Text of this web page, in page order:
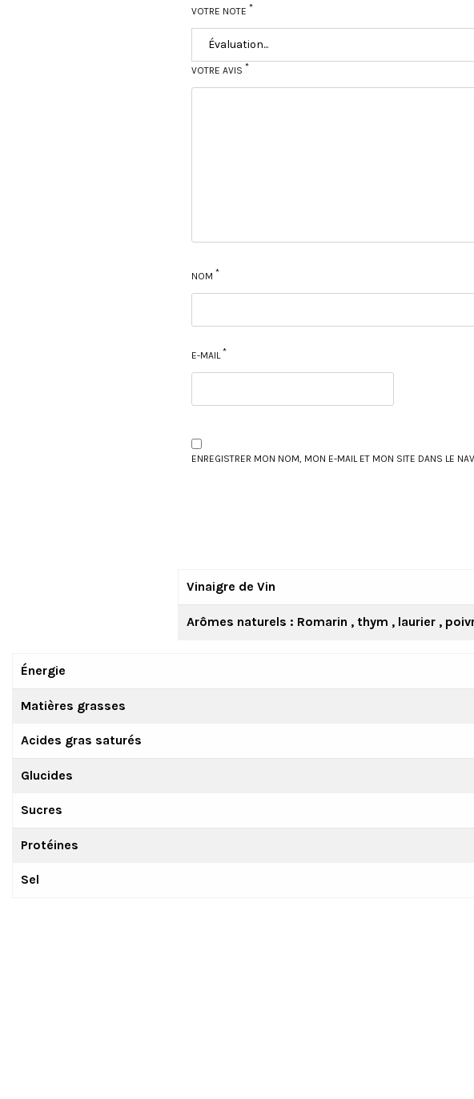
VOTRE NOTE *
VOTRE AVIS *
NOM *
E-MAIL *
ENREGISTRER MON NOM, MON E-MAIL ET MON SITE DANS LE
Vinaigre de Vin
Arômes naturels : Romarin , thym , laurier ,
Énergie
Matières grasses
Acides gras saturés
Glucides
Sucres
Protéines
Sel